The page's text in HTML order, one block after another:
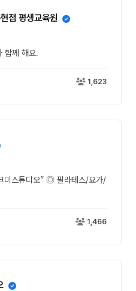
점 평생교육원
함께 해요.
1,623
◎ 필라테스/요가/
1,466